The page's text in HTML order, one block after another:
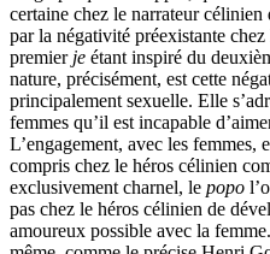
certaine chez le narrateur célinien
par la négativité préexistante chez
premier je étant inspiré du
nature, précisément, est cette
principalement sexuelle. Elle
femmes qu’il est incapable
L’engagement, avec les femmes,
compris chez le héros célinien
exclusivement charnel, le popo
pas chez le héros célinien de
amoureux possible avec la